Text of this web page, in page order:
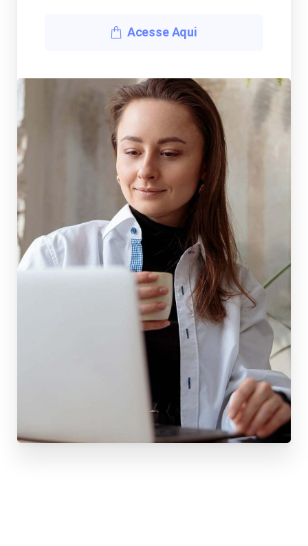
Acesse Aqui